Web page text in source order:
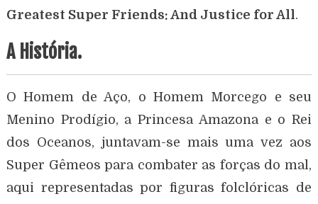
Greatest Super Friends: And Justice for All.
A História.
O Homem de Aço, o Homem Morcego e seu
Menino Prodígio, a Princesa Amazona e o Rei
dos Oceanos, juntavam-se mais uma vez aos
Super Gêmeos para combater as forças do mal,
aqui representadas por figuras folclóricas de